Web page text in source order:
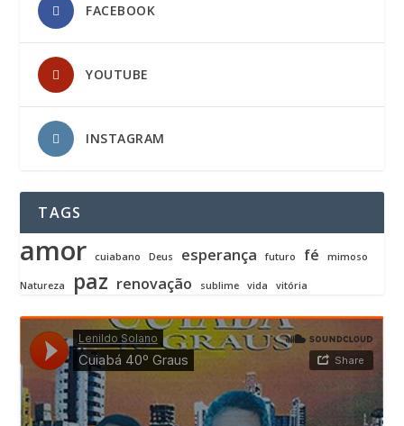
FACEBOOK
YOUTUBE
INSTAGRAM
TAGS
amor cuiabano Deus esperança futuro fé mimoso
Natureza paz renovação sublime vida vitória